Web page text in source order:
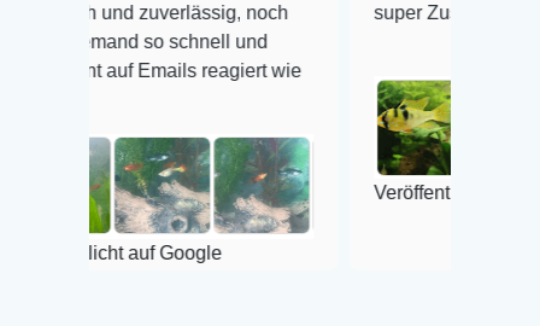
zuverlässig, noch
so schnell und
Emails reagiert wie
auf Google
super Zustand. Gerne wieder 😃
Veröffentlicht auf Google